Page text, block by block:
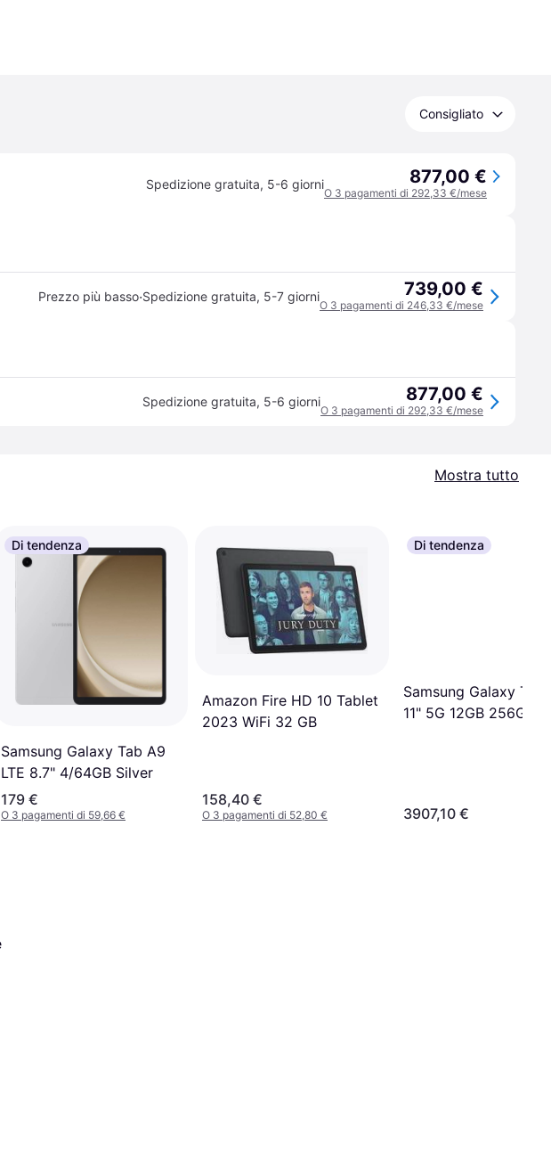
Consigliato
Spedizione gratuita, 5-6 giorni 877,00 €
O 3 pagamenti di 292,33 €/mese
Prezzo più basso·Spedizione gratuita, 5-7 giorni 739,00 €
O 3 pagamenti di 246,33 €/mese
Spedizione gratuita, 5-6 giorni 877,00 €
O 3 pagamenti di 292,33 €/mese
Mostra tutto
Di tendenza
Samsung Galaxy Tab A9
LTE 8.7" 4/64GB Silver
179 €
O 3 pagamenti di 59,66 €
Amazon Fire HD 10 Tablet
2023 WiFi 32 GB
158,40 €
O 3 pagamenti di 52,80 €
Di tendenza
Samsung Galaxy Tab
11" 5G 12GB 256GB
3907,10 €